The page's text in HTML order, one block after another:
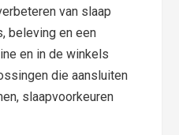
van slaap
beleving en een
en in de winkels
die aansluiten
slaapvoorkeuren